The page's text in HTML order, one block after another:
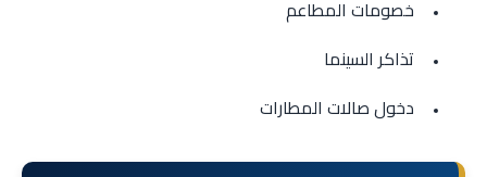
خصومات المطاعم
تذاكر السينما
دخول صالات المطارات